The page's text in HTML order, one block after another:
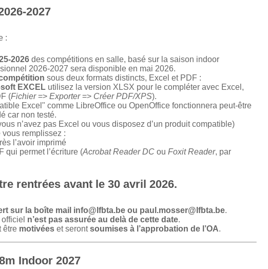
2027
:
2026des compétitions en salle, basé sur la saison indoor
2026-2027 sera disponible en mai 2026.
sous deux formats distincts, Excel et PDF :
EXCELutilisez la version XLSX pour le compléter avec Excel,
(Fichier=> Exporter=> Créer PDF/XPS).
Excel" comme LibreOffice ou OpenOffice fonctionnera peut-être
car non testé.
n’avez pas Excel ou vous disposez d’un produit compatible)
remplissez :
l’avoir imprimé
qui permet l’écriture (Acrobat Reader DCou Foxit Reader, par
rentrées avant le 30 avril 2026.
sur la boîte mail info@lfbta.be ou paul.mosser@lfbta.be.
n’est pas assurée au delà de cette date.
être motivéeset serontsoumises à l’approbation de l’OA.
Indoor 2027